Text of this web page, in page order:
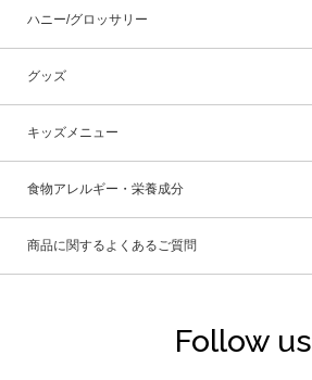
ハニー/グロッサリー
グッズ
キッズメニュー
食物アレルギー・栄養成分
商品に関するよくあるご質問
Follow us